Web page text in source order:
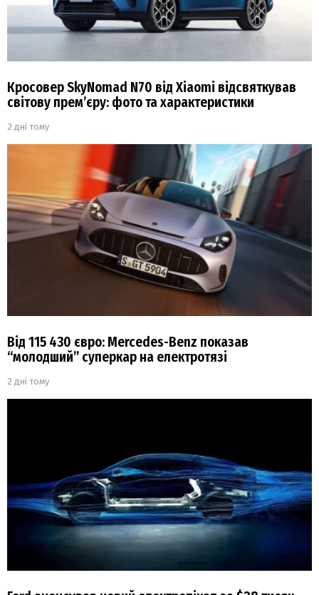
Кросовер SkyNomad N70 від Xiaomi відсвяткував
світову прем’єру: фото та характеристики
2 дні тому
Від 115 430 євро: Mercedes-Benz показав
“молодший” суперкар на електротязі
2 дні тому